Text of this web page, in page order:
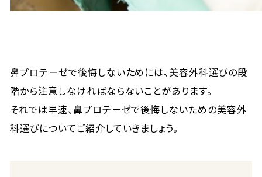
鼻プロテーゼで後悔しないためには、美容外科選びの段
階から注意しなければならないことがあります。
それでは早速、鼻プロテーゼで後悔しないための美容外
科選びについてご紹介していきましょう。